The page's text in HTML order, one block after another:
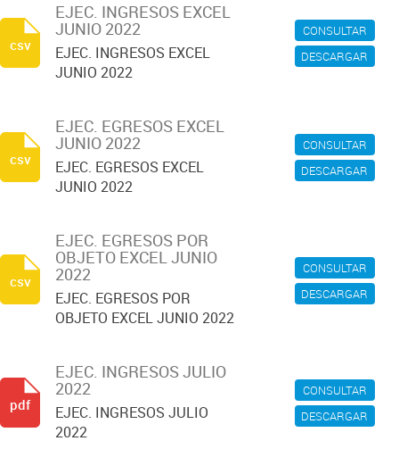
CONSULTAR
DESCARGAR
EJEC. INGRESOS EXCEL
JUNIO 2022
EJEC. INGRESOS EXCEL
JUNIO 2022
csv
CONSULTAR
DESCARGAR
EJEC. EGRESOS EXCEL
JUNIO 2022
EJEC. EGRESOS EXCEL
JUNIO 2022
csv
CONSULTAR
DESCARGAR
EJEC. EGRESOS POR
OBJETO EXCEL JUNIO
2022
EJEC. EGRESOS POR
OBJETO EXCEL JUNIO 2022
csv
CONSULTAR
DESCARGAR
EJEC. INGRESOS JULIO
2022
EJEC. INGRESOS JULIO
2022
pdf